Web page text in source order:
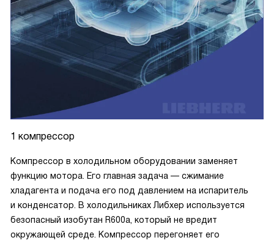
1 компрессор
Компрессор в холодильном оборудовании заменяет
функцию мотора. Его главная задача — сжимание
хладагента и подача его под давлением на испаритель
и конденсатор. В холодильниках Либхер используется
безопасный изобутан R600a, который не вредит
окружающей среде. Компрессор перегоняет его